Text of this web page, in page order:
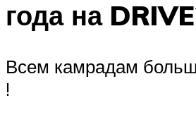
года на
Всем камрадам
!